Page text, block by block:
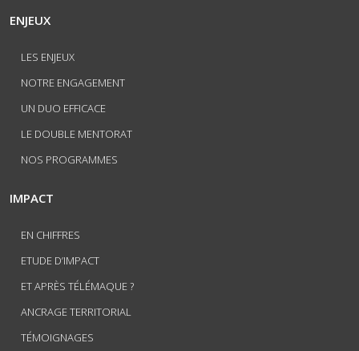
ENJEUX
LES ENJEUX
NOTRE ENGAGEMENT
UN DUO EFFICACE
LE DOUBLE MENTORAT
NOS PROGRAMMES
IMPACT
EN CHIFFRES
ETUDE D’IMPACT
ET APRÈS TÉLÉMAQUE ?
ANCRAGE TERRITORIAL
TÉMOIGNAGES